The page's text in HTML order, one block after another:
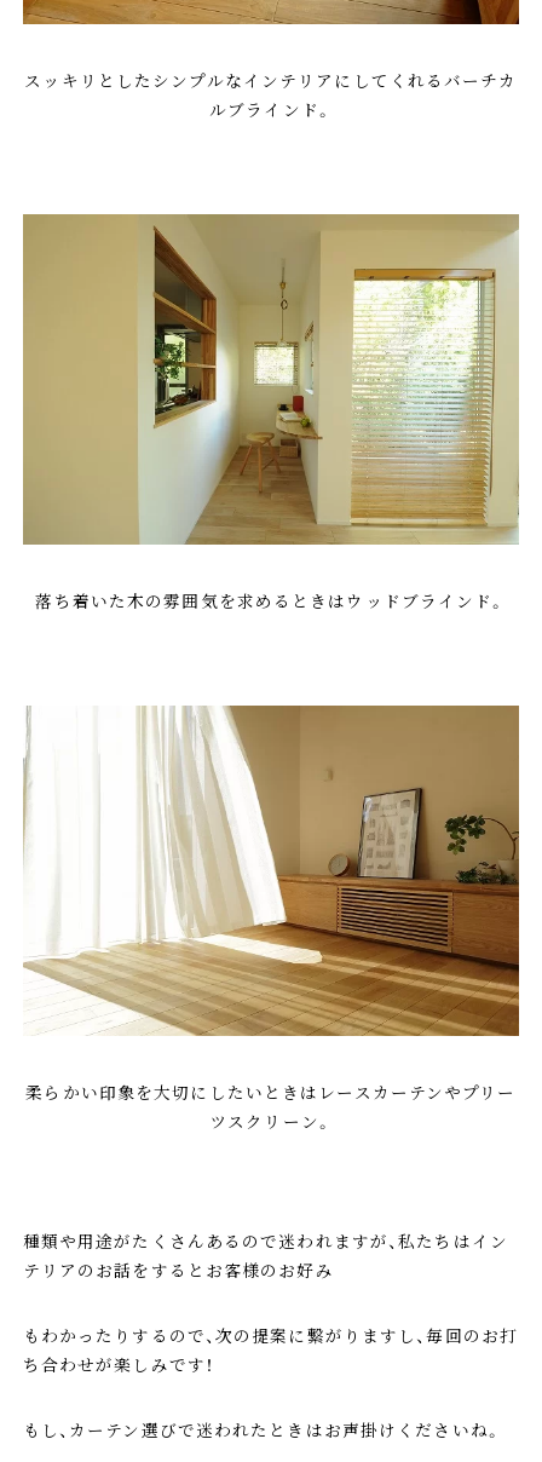
スッキリとしたシンプルなインテリアにしてくれるバーチカ
ルブラインド。
落ち着いた木の雰囲気を求めるときはウッドブラインド。
柔らかい印象を大切にしたいときはレースカーテンやプリー
ツスクリーン。
種類や用途がたくさんあるので迷われますが、私たちはイン
テリアのお話をするとお客様のお好み
もわかったりするので、次の提案に繋がりますし、毎回のお打
ち合わせが楽しみです！
もし、カーテン選びで迷われたときはお声掛けくださいね。